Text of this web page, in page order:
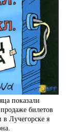
показали
билетов
Лучегорске я